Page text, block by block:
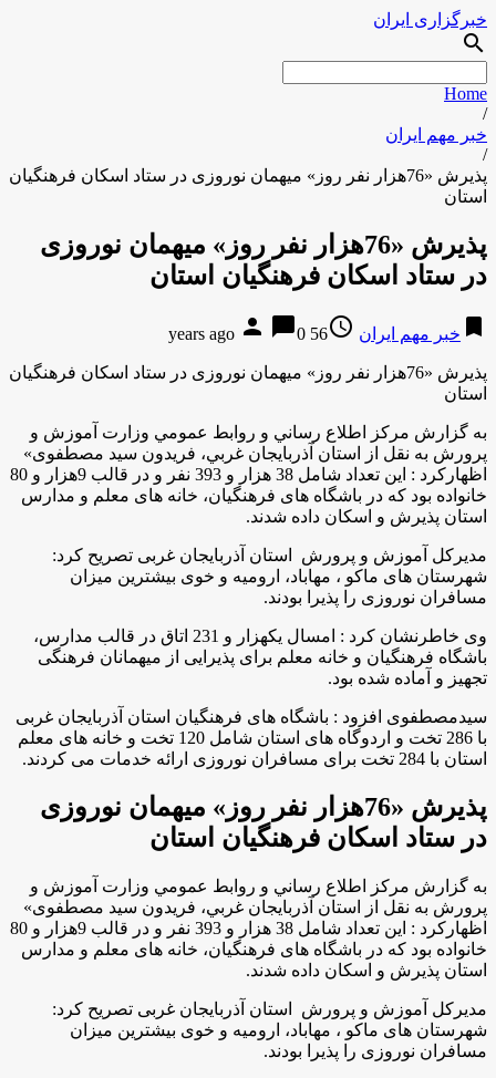
خبرگزاری ایران
search
Home
/
خبر مهم ایران
/
پذیرش «76هزار نفر روز» میهمان نوروزی در ستاد اسکان فرهنگیان
استان
پذیرش «76هزار نفر روز» میهمان نوروزی
در ستاد اسکان فرهنگیان استان
bookmark خبر مهم ایران access_time
56 years ago
person chat_bubble0
پذیرش «76هزار نفر روز» میهمان نوروزی در ستاد اسکان فرهنگیان
استان
به گزارش مركز اطلاع رساني و روابط عمومي وزارت آموزش و
پرورش به نقل از استان آذربايجان غربي، فریدون سید مصطفوی»
اظهاركرد : این تعداد شامل 38 هزار و 393 نفر و در قالب 9هزار و 80
خانواده بود که در باشگاه های فرهنگیان، خانه های معلم و مدارس
استان پذیرش و اسکان داده شدند.
مدیرکل آموزش و پرورش استان آذربایجان غربی تصريح کرد:
شهرستان های ماکو ، مهاباد، ارومیه و خوی بیشترین میزان
مسافران نوروزی را پذیرا بودند.
وی خاطرنشان كرد : امسال یکهزار و 231 اتاق در قالب مدارس،
باشگاه فرهنگیان و خانه معلم برای پذیرایی از میهمانان فرهنگی
تجهیز و آماده شده بود.
سیدمصطفوی افزود : باشگاه های فرهنگیان استان آذربایجان غربی
با 286 تخت و اردوگاه های استان شامل 120 تخت و خانه های معلم
استان با 284 تخت برای مسافران نوروزی ارائه خدمات می کردند
.
پذیرش «76هزار نفر روز» میهمان نوروزی
در ستاد اسکان فرهنگیان استان
به گزارش مركز اطلاع رساني و روابط عمومي وزارت آموزش و
پرورش به نقل از استان آذربايجان غربي، فریدون سید مصطفوی»
اظهاركرد : این تعداد شامل 38 هزار و 393 نفر و در قالب 9هزار و 80
خانواده بود که در باشگاه های فرهنگیان، خانه های معلم و مدارس
استان پذیرش و اسکان داده شدند.
مدیرکل آموزش و پرورش استان آذربایجان غربی تصريح کرد:
شهرستان های ماکو ، مهاباد، ارومیه و خوی بیشترین میزان
مسافران نوروزی را پذیرا بودند.